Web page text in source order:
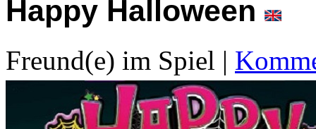
Happy Halloween
Freund(e) im Spiel |